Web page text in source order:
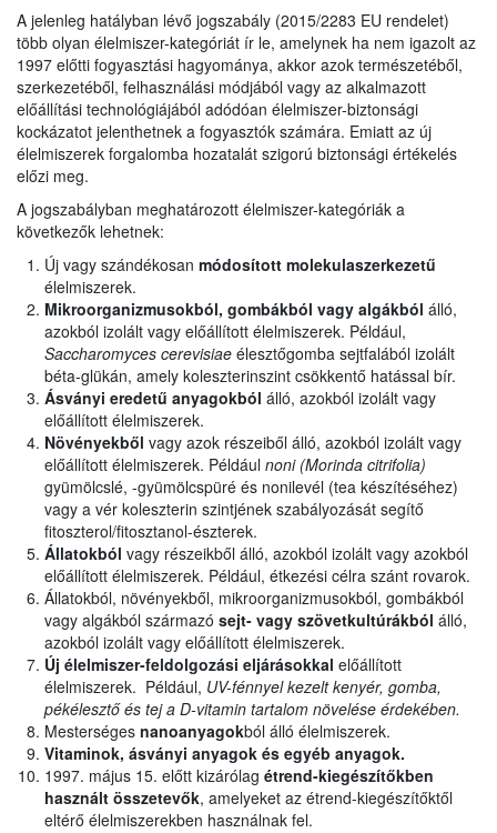
A jelenleg hatályban lévő jogszabály (2015/2283 EU rendelet)
több olyan élelmiszer-kategóriát ír le, amelynek ha nem igazolt az
1997 előtti fogyasztási hagyománya, akkor azok természetéből,
szerkezetéből, felhasználási módjából vagy az alkalmazott
előállítási technológiájából adódóan élelmiszer-biztonsági
kockázatot jelenthetnek a fogyasztók számára. Emiatt az új
élelmiszerek forgalomba hozatalát szigorú biztonsági értékelés
előzi meg.
A jogszabályban meghatározott élelmiszer-kategóriák a
következők lehetnek:
Új vagy szándékosan módosított molekulaszerkezetű
élelmiszerek.
Mikroorganizmusokból, gombákból vagy algákból álló,
azokból izolált vagy előállított élelmiszerek. Például,
Saccharomyces cerevisiae élesztőgomba sejtfalából izolált
béta-glükán, amely koleszterinszint csökkentő hatással bír.
Ásványi eredetű anyagokból álló, azokból izolált vagy
előállított élelmiszerek.
Növényekből vagy azok részeiből álló, azokból izolált vagy
előállított élelmiszerek. Például noni (Morinda citrifolia)
gyümölcslé, -gyümölcspüré és nonilevél (tea készítéséhez)
vagy a vér koleszterin szintjének szabályozását segítő
fitoszterol/fitosztanol-észterek.
Állatokból vagy részeikből álló, azokból izolált vagy azokból
előállított élelmiszerek. Például, étkezési célra szánt rovarok.
Állatokból, növényekből, mikroorganizmusokból, gombákból
vagy algákból származó sejt- vagy szövetkultúrákból álló,
azokból izolált vagy előállított élelmiszerek.
Új élelmiszer-feldolgozási eljárásokkal előállított
élelmiszerek. Például, UV-fénnyel kezelt kenyér, gomba,
pékélesztő és tej a D-vitamin tartalom növelése érdekében.
Mesterséges nanoanyagokból álló élelmiszerek.
Vitaminok, ásványi anyagok és egyéb anyagok.
1997. május 15. előtt kizárólag étrend-kiegészítőkben
használt összetevők, amelyeket az étrend-kiegészítőktől
eltérő élelmiszerekben használnak fel.